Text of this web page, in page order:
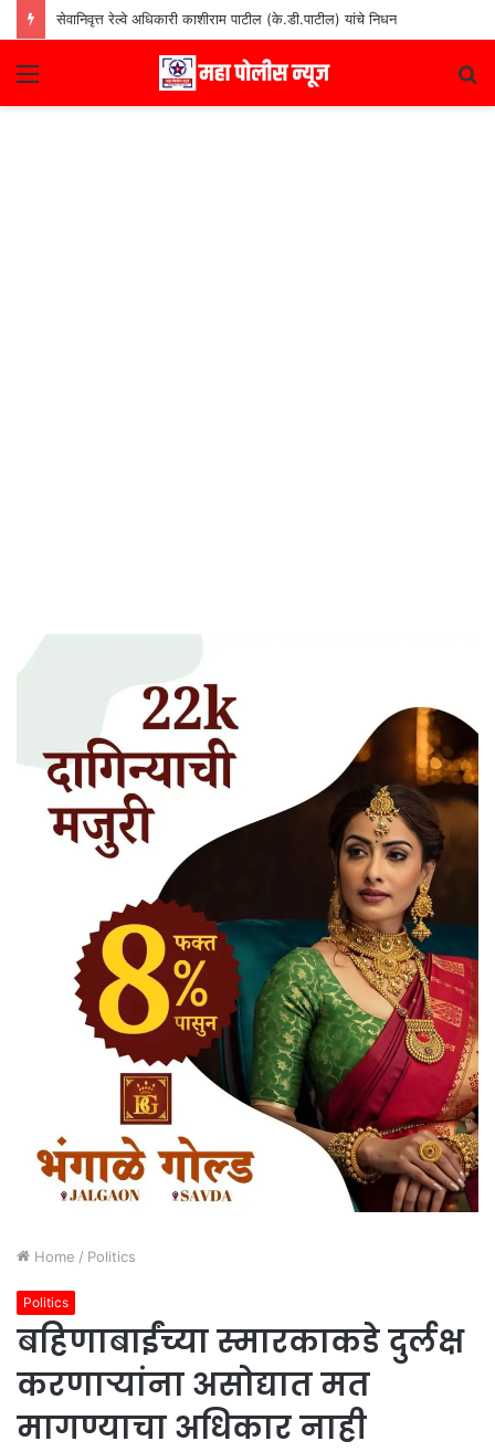
सेवानिवृत्त रेल्वे अधिकारी काशीराम पाटील (के.डी.पाटील) यांचे निधन
Menu
Home / Politics
Politics
बहिणाबाईंच्या स्मारकाकडे दुर्लक्ष
करणाऱ्यांना असोद्यात मत
मागण्याचा अधिकार नाही